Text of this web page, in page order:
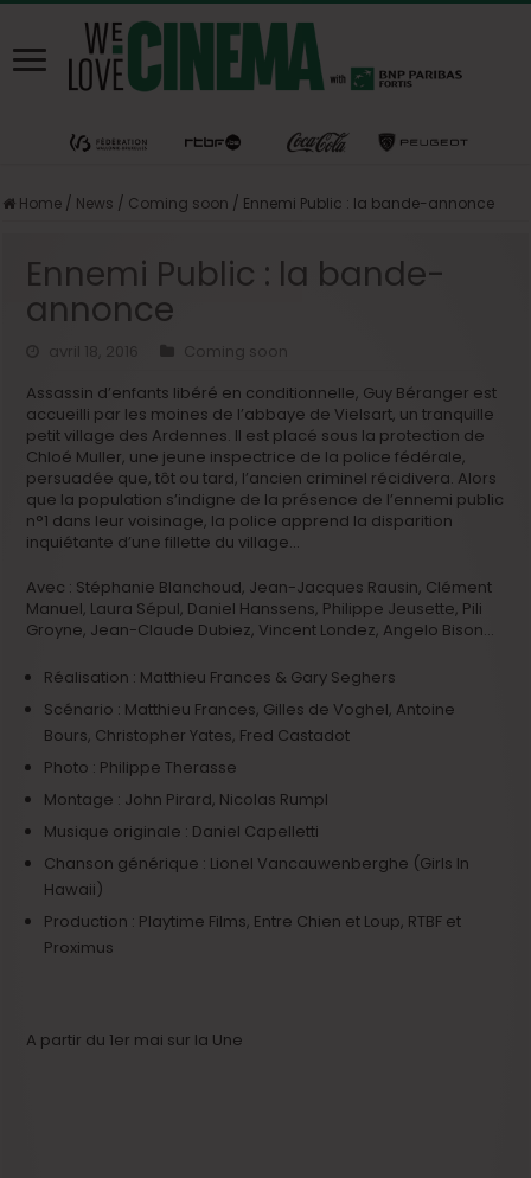
Home / News / Coming soon / Ennemi Public : la bande-annonce
Ennemi Public : la bande-
annonce
Coming soon
Assassin d’enfants libéré en conditionnelle, Guy Béranger est
accueilli par les moines de l’abbaye de Vielsart, un tranquille
petit village des Ardennes. Il est placé sous la protection de
Chloé Muller, une jeune inspectrice de la police fédérale,
persuadée que, tôt ou tard, l’ancien criminel récidivera. Alors
que la population s’indigne de la présence de l’ennemi public
n°1 dans leur voisinage, la police apprend la disparition
inquiétante d’une fillette du village…
Avec : Stéphanie Blanchoud, Jean-Jacques Rausin, Clément
Manuel, Laura Sépul, Daniel Hanssens, Philippe Jeusette, Pili
Groyne, Jean-Claude Dubiez, Vincent Londez, Angelo Bison…
Réalisation : Matthieu Frances & Gary Seghers
Scénario : Matthieu Frances, Gilles de Voghel, Antoine
Bours, Christopher Yates, Fred Castadot
Photo : Philippe Therasse
Montage : John Pirard, Nicolas Rumpl
Musique originale : Daniel Capelletti
Chanson générique : Lionel Vancauwenberghe (Girls In
Hawaii)
Production : Playtime Films, Entre Chien et Loup, RTBF et
Proximus
A partir du 1er mai sur la Une